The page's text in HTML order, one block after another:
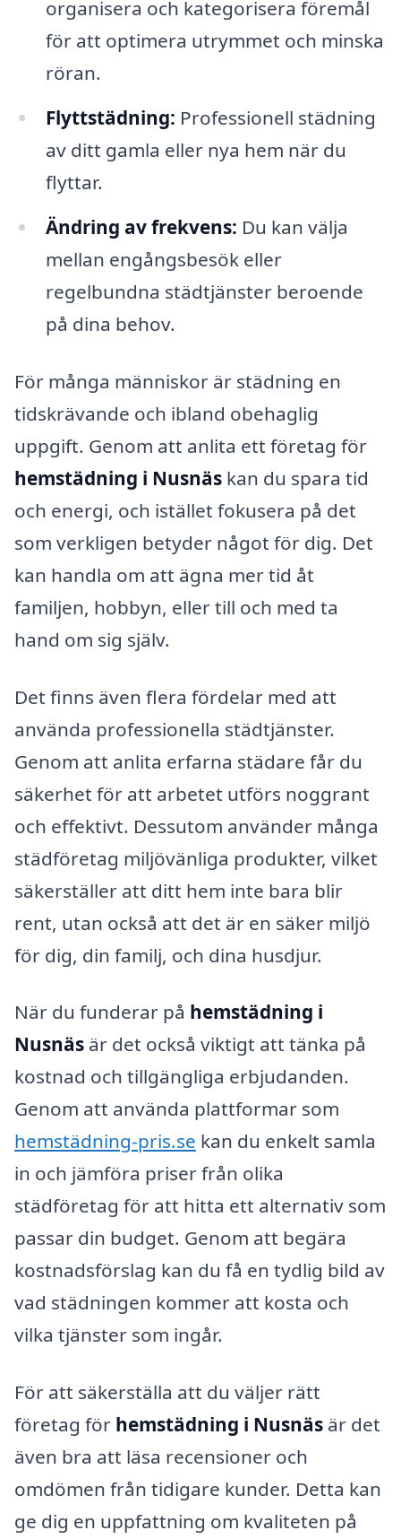
organisera och kategorisera föremål
för att optimera utrymmet och minska
röran.
Flyttstädning: Professionell städning
av ditt gamla eller nya hem när du
flyttar.
Ändring av frekvens: Du kan välja
mellan engångsbesök eller
regelbundna städtjänster beroende
på dina behov.
För många människor är städning en
tidskrävande och ibland obehaglig
uppgift. Genom att anlita ett företag för
hemstädning i Nusnäs kan du spara tid
och energi, och istället fokusera på det
som verkligen betyder något för dig. Det
kan handla om att ägna mer tid åt
familjen, hobbyn, eller till och med ta
hand om sig själv.
Det finns även flera fördelar med att
använda professionella städtjänster.
Genom att anlita erfarna städare får du
säkerhet för att arbetet utförs noggrant
och effektivt. Dessutom använder många
städföretag miljövänliga produkter, vilket
säkerställer att ditt hem inte bara blir
rent, utan också att det är en säker miljö
för dig, din familj, och dina husdjur.
När du funderar på hemstädning i
Nusnäs är det också viktigt att tänka på
kostnad och tillgängliga erbjudanden.
Genom att använda plattformar som
hemstädning-pris.se kan du enkelt samla
in och jämföra priser från olika
städföretag för att hitta ett alternativ som
passar din budget. Genom att begära
kostnadsförslag kan du få en tydlig bild av
vad städningen kommer att kosta och
vilka tjänster som ingår.
För att säkerställa att du väljer rätt
företag för hemstädning i Nusnäs är det
även bra att läsa recensioner och
omdömen från tidigare kunder. Detta kan
ge dig en uppfattning om kvaliteten på